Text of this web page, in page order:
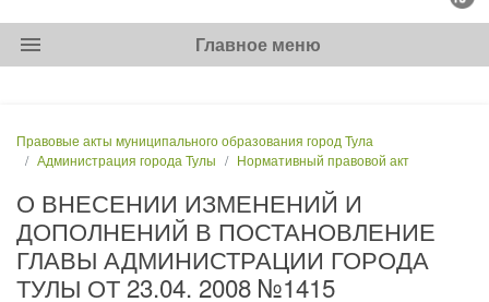
menu Главное меню
Правовые акты муниципального образования город Тула
Администрация города Тулы
Нормативный правовой акт
О ВНЕСЕНИИ ИЗМЕНЕНИЙ И
ДОПОЛНЕНИЙ В ПОСТАНОВЛЕНИЕ
ГЛАВЫ АДМИНИСТРАЦИИ ГОРОДА
ТУЛЫ ОТ 23.04. 2008 №1415